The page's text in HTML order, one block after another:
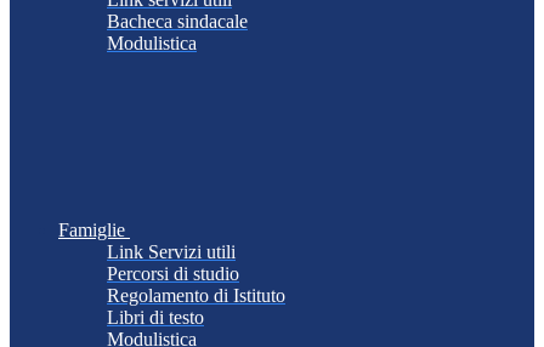
Bacheca sindacale
Modulistica
Famiglie
Link Servizi utili
Percorsi di studio
Regolamento di Istituto
Libri di testo
Modulistica